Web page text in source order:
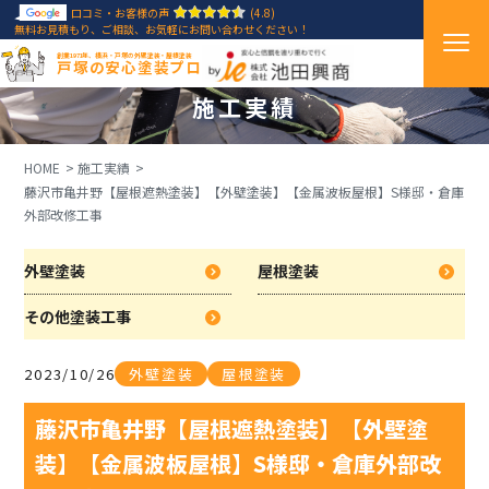
口コミ・お客様の声
(4.8)
無料お見積もり、ご相談、お気軽にお問い合わせください！
創業1971年、横浜・戸塚の外壁塗装・屋根塗装
戸塚の安心塗装プロ
施工実績
HOME
施工実績
藤沢市亀井野【屋根遮熱塗装】【外壁塗装】【金属波板屋根】S様邸・倉庫
外部改修工事
外壁塗装 屋根塗装
その他塗装工事
2023/10/26 外壁塗装 屋根塗装
藤沢市亀井野【屋根遮熱塗装】【外壁塗
装】【金属波板屋根】S様邸・倉庫外部改